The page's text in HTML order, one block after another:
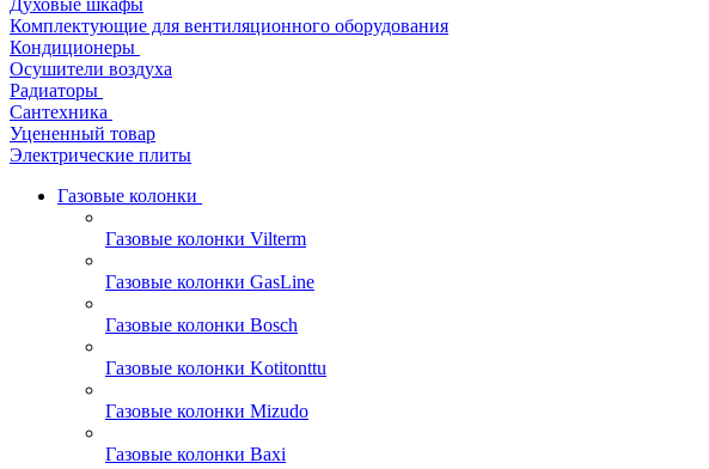
Духовые шкафы
Комплектующие для вентиляционного оборудования
Кондиционеры
Осушители воздуха
Радиаторы
Сантехника
Уцененный товар
Электрические плиты
Газовые колонки
Газовые колонки Vilterm
Газовые колонки GasLine
Газовые колонки Bosch
Газовые колонки Kotitonttu
Газовые колонки Mizudo
Газовые колонки Baxi